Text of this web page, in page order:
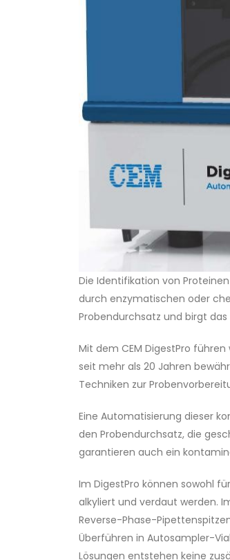
Die Identifikation von
durch enzymatischen oder
Probendurchsatz und birgt
Mit dem CEM DigestPro
seit mehr als 20 Jahren
Techniken zur
Eine Automatisierung dieser
den Probendurchsatz, die
garantieren auch ein
Im DigestPro können sowohl
alkyliert und verdaut werden.
Reverse-Phase-
Überführen in Autosampler-
Lösungen entstehen keine